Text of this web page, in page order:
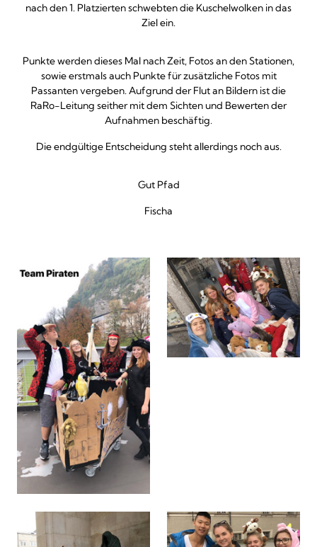
nach den 1. Platzierten schwebten die Kuschelwolken in das
Ziel ein.
Punkte werden dieses Mal nach Zeit, Fotos an den Stationen,
sowie erstmals auch Punkte für zusätzliche Fotos mit
Passanten vergeben. Aufgrund der Flut an Bildern ist die
RaRo-Leitung seither mit dem Sichten und Bewerten der
Aufnahmen beschäftig.
Die endgültige Entscheidung steht allerdings noch aus.
Gut Pfad
Fischa